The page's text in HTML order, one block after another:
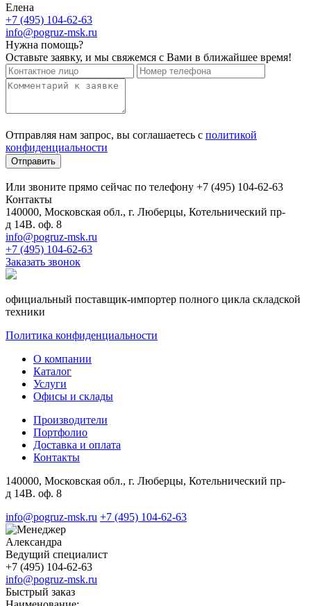
Елена
+7 (495) 104-62-63
info@pogruz-msk.ru
Нужна помощь?
Оставьте заявку, и мы свяжемся с Вами в ближайшее время!
Отправляя нам запрос, вы соглашаетесь с политикой
конфиденциальности
Отправить
Или звоните прямо сейчас по телефону +7 (495) 104-62-63
Контакты
140000, Московская обл., г. Люберцы, Котельнический пр-
д 14В. оф. 8
info@pogruz-msk.ru
+7 (495) 104-62-63
Заказать звонок
официальный поставщик-импортер полного цикла складской
техники
Политика конфиденциальности
О компании
Каталог
Услуги
Офисы и склады
Производители
Портфолио
Доставка и оплата
Контакты
140000, Московская обл., г. Люберцы, Котельнический пр-
д 14В. оф. 8
info@pogruz-msk.ru +7 (495) 104-62-63
Александра
Ведущий специалист
+7 (495) 104-62-63
info@pogruz-msk.ru
Быстрый заказ